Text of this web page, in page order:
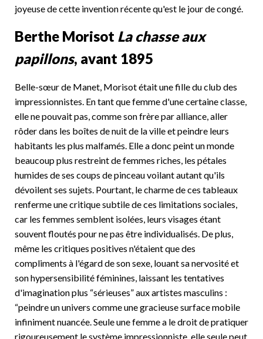
joyeuse de cette invention récente qu'est le jour de congé.
Berthe Morisot La chasse aux
papillons, avant 1895
Belle-sœur de Manet, Morisot était une fille du club des
impressionnistes. En tant que femme d'une certaine classe,
elle ne pouvait pas, comme son frère par alliance, aller
rôder dans les boîtes de nuit de la ville et peindre leurs
habitants les plus malfamés. Elle a donc peint un monde
beaucoup plus restreint de femmes riches, les pétales
humides de ses coups de pinceau voilant autant qu'ils
dévoilent ses sujets. Pourtant, le charme de ces tableaux
renferme une critique subtile de ces limitations sociales,
car les femmes semblent isolées, leurs visages étant
souvent floutés pour ne pas être individualisés. De plus,
même les critiques positives n'étaient que des
compliments à l'égard de son sexe, louant sa nervosité et
son hypersensibilité féminines, laissant les tentatives
d'imagination plus “sérieuses” aux artistes masculins :
“peindre un univers comme une gracieuse surface mobile
infiniment nuancée. Seule une femme a le droit de pratiquer
rigoureusement le système impressionniste, elle seule peut